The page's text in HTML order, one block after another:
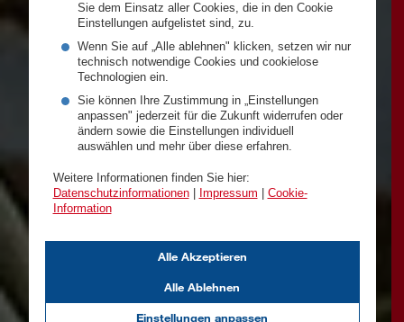
Sie dem Einsatz aller Cookies, die in den Cookie
Einstellungen aufgelistet sind, zu.
Wenn Sie auf „Alle ablehnen" klicken, setzen wir nur
technisch notwendige Cookies und cookielose
Technologien ein.
Sie können Ihre Zustimmung in „Einstellungen
anpassen" jederzeit für die Zukunft widerrufen oder
ändern sowie die Einstellungen individuell
auswählen und mehr über diese erfahren.
Weitere Informationen finden Sie hier:
Datenschutzinformationen| Impressum
Cookie-
Information
Einstellungen anpassen
Alle Ablehnen
Alle Akzeptieren